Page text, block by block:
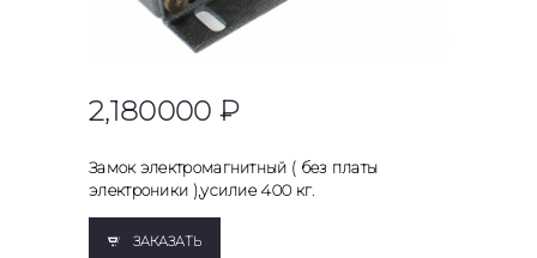
2,180000 ₽
Замок электромагнитный ( без платы
электроники ),усилие 400 кг.
ЗАКАЗАТЬ